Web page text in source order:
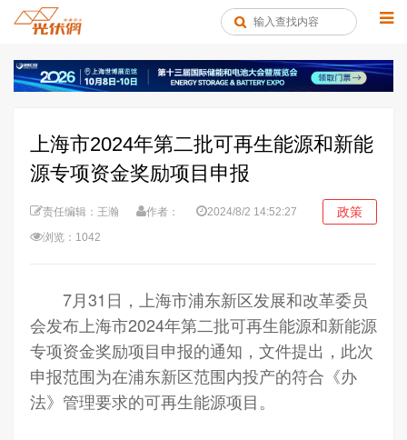
上海市2024年第二批可再生能源和新能
源专项资金奖励项目申报
责任编辑：王瀚 作者：
2024/8/2 14:52:27
浏览：1042
政策
7月31日，上海市浦东新区发展和改革委员
会发布上海市2024年第二批可再生能源和新能源
专项资金奖励项目申报的通知，文件提出，此次
申报范围为在浦东新区范围内投产的符合《办
法》管理要求的可再生能源项目。